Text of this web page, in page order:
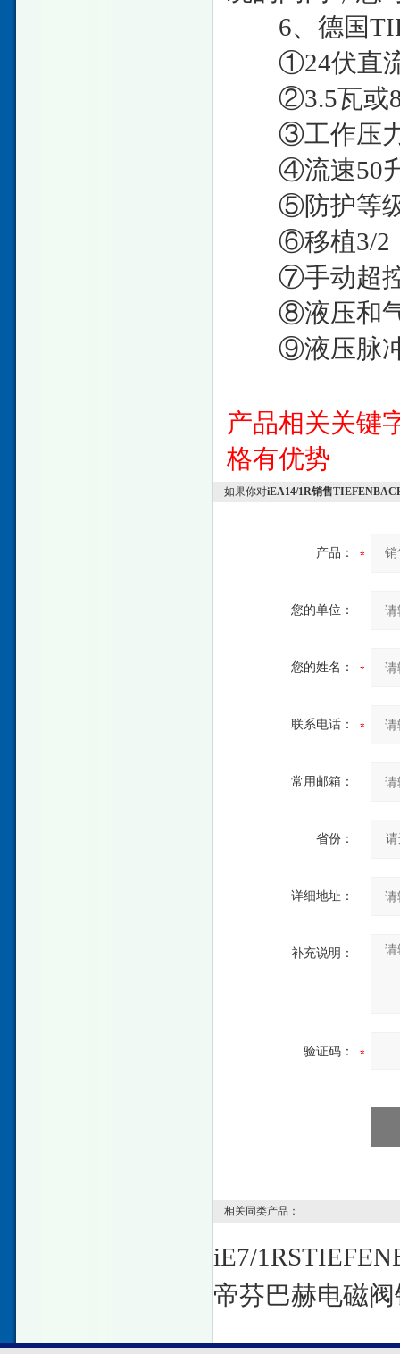
6、德国
①24伏直
②3.5瓦或
③工作压力
④流速50
⑤防护等级
⑥移植3/2，
⑦手动超控
⑧液压和气
⑨液压脉冲
产品相关关键
格有优势
如果你对iEA14/1R销售
产品：
您的单位：
您的姓名：
联系电话：
常用邮箱：
省份：
详细地址：
补充说明：
验证码：
相关同类产品：
iE7/
帝芬巴赫电磁